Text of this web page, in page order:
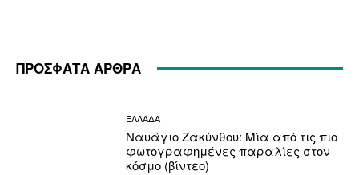
ΠΡΟΣΦΑΤΑ ΑΡΘΡΑ
ΕΛΛΑΔΑ
Ναυάγιο Ζακύνθου: Μία από τις πιο
φωτογραφημένες παραλίες στον
κόσμο (βίντεο)